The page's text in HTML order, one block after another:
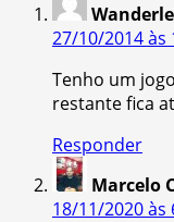
27/10/2014 às
Tenho um
restante fica
Responder
Marcelo
18/11/2020 às